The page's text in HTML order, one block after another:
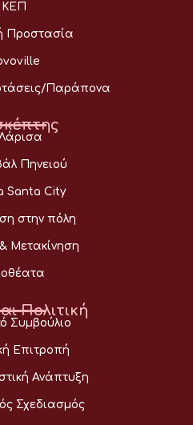
ΚΕΠ
Προστασία
Παράπονα
Πηνειού
Santa City
στην πόλη
Μετακίνηση
Πολιτική
Συμβούλιο
Επιτροπή
Ανάπτυξη
Σχεδιασμός